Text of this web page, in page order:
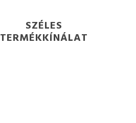
SZÉLES
TERMÉKKÍNÁLAT